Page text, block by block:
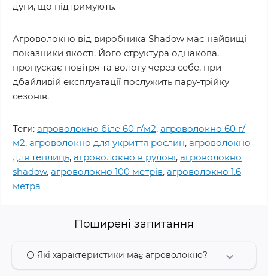
дуги, що підтримують.
Агроволокно від виробника Shadow має найвищі
показники якості. Його структура однакова,
пропускає повітря та вологу через себе, при
дбайливій експлуатації послужить пару-трійку
сезонів.
Теги: агроволокно біле 60 г/м2, агроволокно 60 г/
м2, агроволокно для укриття рослин, агроволокно
для теплиць, агроволокно в рулоні, агроволокно
shadow, агроволокно 100 метрів, агроволокно 1.6
метра
Поширені запитання
⚪ Які характеристики має агроволокно?